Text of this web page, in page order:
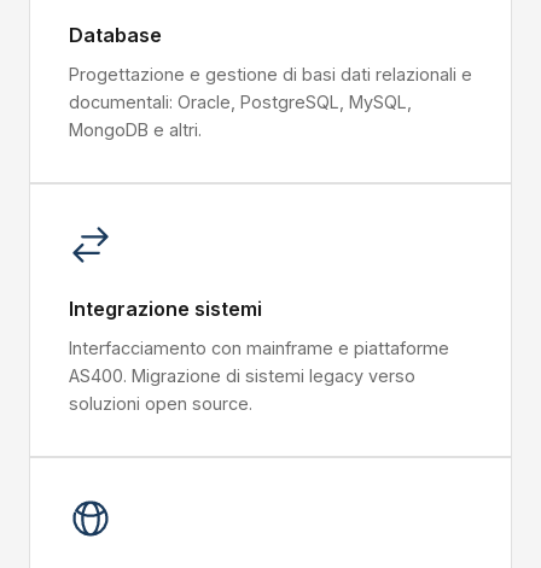
Database
Progettazione e gestione di basi dati relazionali e
documentali: Oracle, PostgreSQL, MySQL,
MongoDB e altri.
Integrazione sistemi
Interfacciamento con mainframe e piattaforme
AS400. Migrazione di sistemi legacy verso
soluzioni open source.